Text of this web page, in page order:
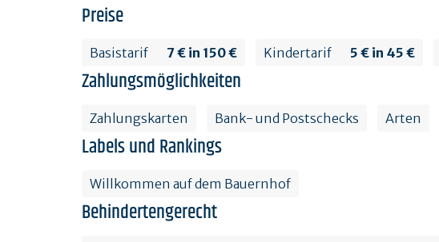
Preise
Basistarif 7 € in 150 € Kindertarif 5 € in 45 €
Zahlungsmöglichkeiten
Zahlungskarten Bank- und Postschecks Arten
Labels und Rankings
Willkommen auf dem Bauernhof
Behindertengerecht